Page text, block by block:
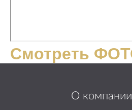
Смотреть
О компании